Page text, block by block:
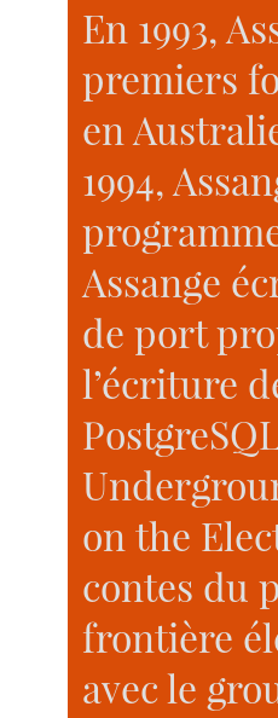
En 1993,
premiers
en
1994,
Assange
de port
l’écriture
on the
contes du
frontière
avec le